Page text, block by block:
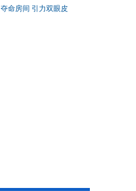
夺命房间 引力双眼皮